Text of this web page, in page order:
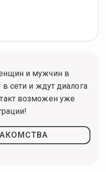
и мужчин в
в сети и ждут диалога
возможен уже